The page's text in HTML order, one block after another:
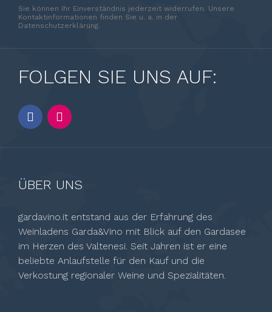
Sie können Ihr Einverständnis jederzeit widerrufen. Unsere
Kontaktinformationen finden Sie u. a. in der
Datenschutzerklärung.
FOLGEN SIE UNS AUF:
ÜBER UNS
gardavino.it entstand aus der Erfahrung des
Weinladens Garda&Vino mit Blick auf den Gardasee
im Herzen des Valtenesi. Seit Jahren ist er eine
beliebte Anlaufstelle für den Kauf und die
Verkostung regionaler Weine und Spezialitäten.